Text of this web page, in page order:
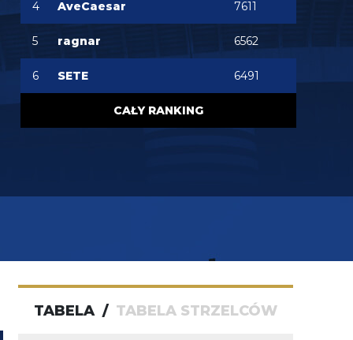
Perisic na wahadło, Juan Jesus ns obrone a 40mln z
4 AveCaesar 7611
5 ragnar 6562
6 SETE 6491
CAŁY RANKING
TABELA / TABELA STRZELCÓW